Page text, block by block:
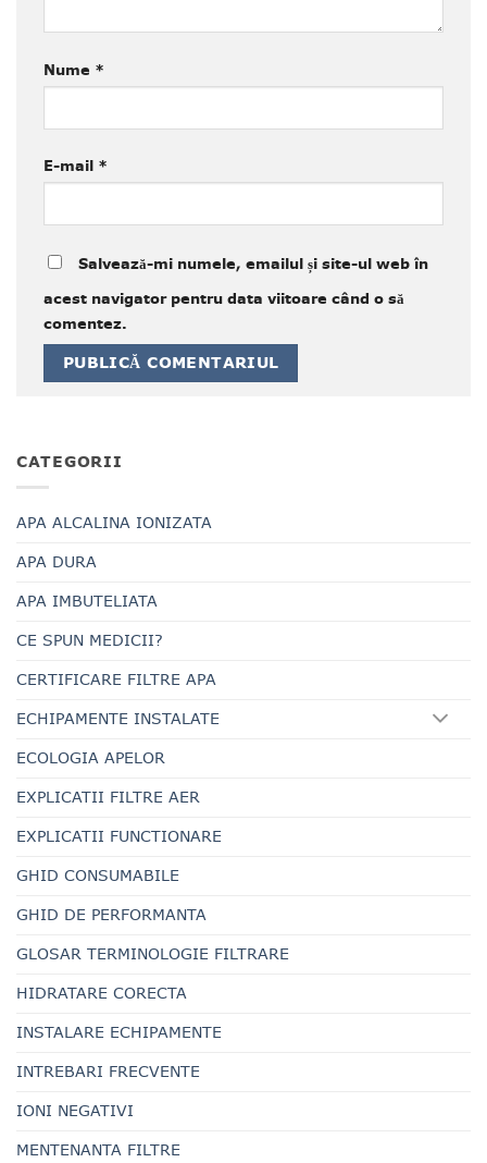
Nume *
E-mail *
Salvează-mi numele, emailul și site-ul web în
acest navigator pentru data viitoare când o să
comentez.
CATEGORII
APA ALCALINA IONIZATA
APA DURA
APA IMBUTELIATA
CE SPUN MEDICII?
CERTIFICARE FILTRE APA
ECHIPAMENTE INSTALATE
ECOLOGIA APELOR
EXPLICATII FILTRE AER
EXPLICATII FUNCTIONARE
GHID CONSUMABILE
GHID DE PERFORMANTA
GLOSAR TERMINOLOGIE FILTRARE
HIDRATARE CORECTA
INSTALARE ECHIPAMENTE
INTREBARI FRECVENTE
IONI NEGATIVI
MENTENANTA FILTRE